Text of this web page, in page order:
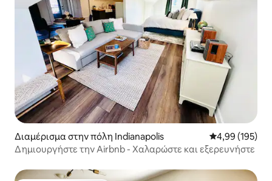
Διαμέρισμα στην πόλη Indianapolis Μέση
4,99 (195)
Δημιουργήστε την Airbnb - Χαλαρώστε και εξερευνήστε